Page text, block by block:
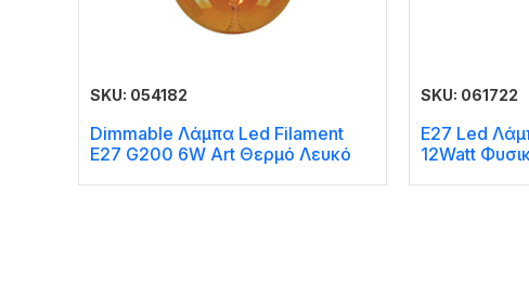
SKU: 054182
Dimmable Λάμπα Led Filament
E27 G200 6W Art Θερμό Λευκό
SKU: 061722
E27 Led
12Watt